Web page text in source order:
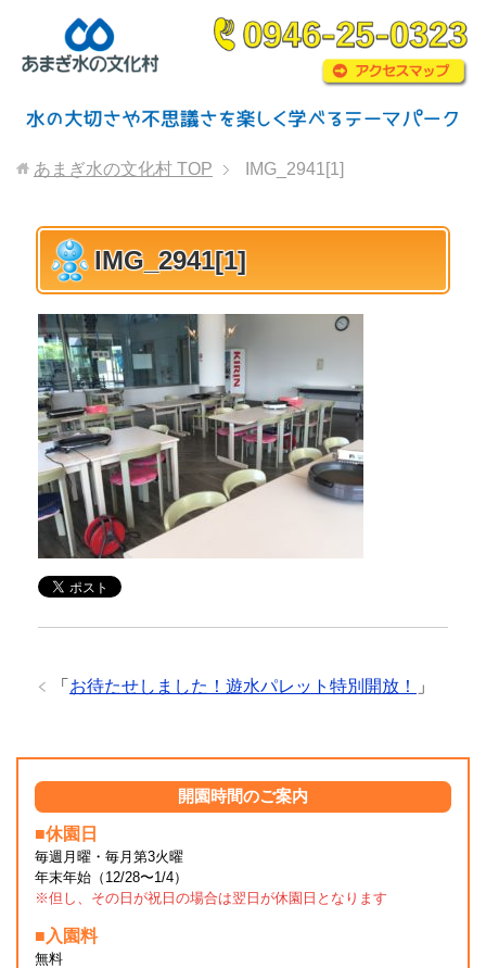
あまぎ水の文化村 TOP IMG_2941[1]
IMG_2941[1]
「 お待たせしました！遊水パレット特別開放！ 」
開園時間のご案内
■休園日
毎週月曜・毎月第3火曜
年末年始（12/28〜1/4）
※但し、その日が祝日の場合は翌日が休園日となります
■入園料
無料